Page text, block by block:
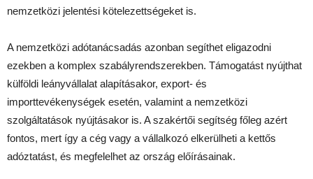
nemzetközi jelentési kötelezettségeket is.
A nemzetközi adótanácsadás azonban segíthet eligazodni
ezekben a komplex szabályrendszerekben. Támogatást nyújthat
külföldi leányvállalat alapításakor, export- és
importtevékenységek esetén, valamint a nemzetközi
szolgáltatások nyújtásakor is. A szakértői segítség főleg azért
fontos, mert így a cég vagy a vállalkozó elkerülheti a kettős
adóztatást, és megfelelhet az ország előírásainak.